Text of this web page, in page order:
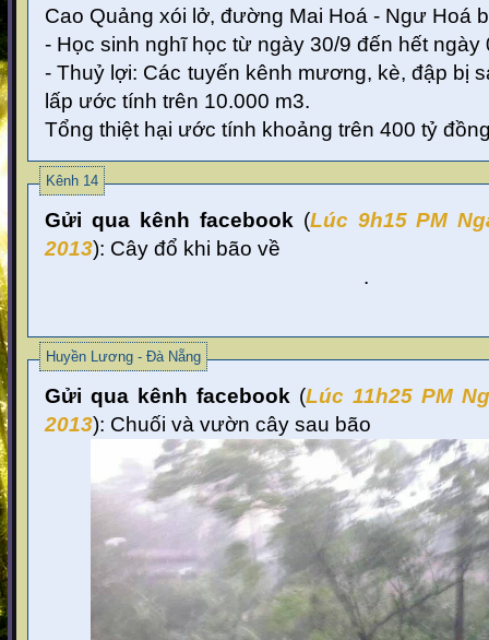
Cao Quảng xói lở, đường Mai Hoá - Ngư Hoá
- Học sinh nghĩ học từ ngày 30/9 đến hết ngày
- Thuỷ lợi: Các tuyến kênh mương, kè, đập bị
lấp ước tính trên 10.000 m3.
Tổng thiệt hại ước tính khoảng trên 400 tỷ
Kênh 14
Gửi qua kênh facebook (Lúc 9h15 PM
2013): Cây đổ khi bão về
.
Huyền Lương - Đà Nẵng
Gửi qua kênh facebook (Lúc 11h25 PM
2013): Chuối và vườn cây sau bão